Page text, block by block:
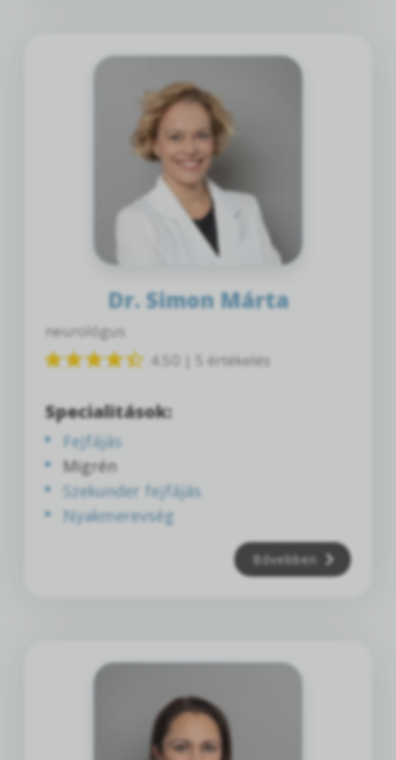
Dr. Simon Márta
neurológus
4.50 | 5 értékelés
Specialitások:
Fejfájás
Migrén
Szekunder fejfájás
Nyakmerevség
Bővebben